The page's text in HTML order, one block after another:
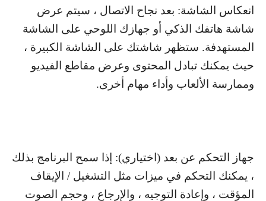
انعكاس الشاشة: بعد نجاح الاتصال ، سيتم عرض
شاشة هاتفك الذكي أو جهازك اللوحي على الشاشة
المستهدفة. ستظهر شاشتك على الشاشة الكبيرة ،
حيث يمكنك تبادل المحتوى وعرض مقاطع الفيديو
وممارسة الألعاب وأداء مهام أخرى.
جهاز التحكم عن بعد (اختياري): إذا سمح البرنامج بذلك
، يمكنك التحكم في ميزات مثل التشغيل / الإيقاف
المؤقت ، وإعادة التوجيه ، والإرجاع ، وحجم الصوت